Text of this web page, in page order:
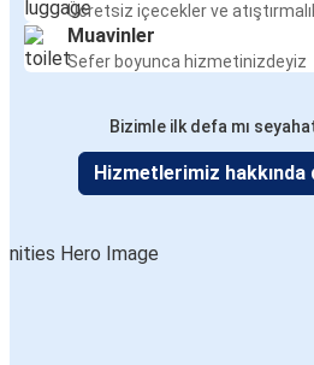
Ücretsiz içecekler ve
Muavinler
Sefer boyunca hizmetinizdeyiz
Bizimle ilk defa mı
Hizmetlerimiz hakkında